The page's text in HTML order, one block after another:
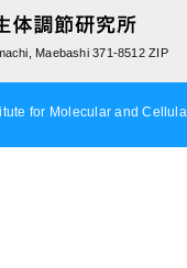
Maebashi 371-8512 ZIP
for Molecular and